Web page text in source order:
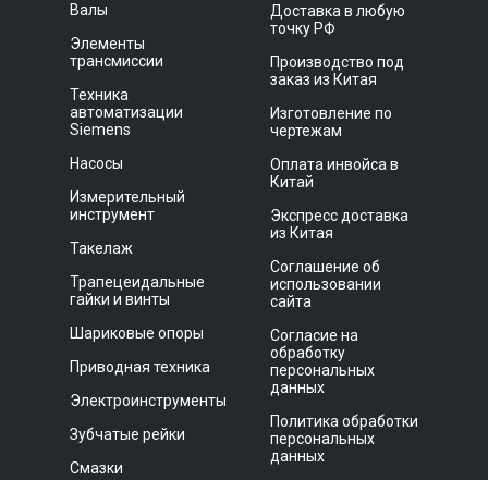
Валы
Элементы
трансмиссии
Техника
автоматизации
Siemens
Насосы
Измерительный
инструмент
Такелаж
Трапецеидальные
гайки и винты
Шариковые опоры
Приводная техника
Электроинструменты
Зубчатые рейки
Смазки
Доставка в любую
точку РФ
Производство под
заказ из Китая
Изготовление по
чертежам
Оплата инвойса в
Китай
Экспресс доставка
из Китая
Соглашение об
использовании
сайта
Согласие на
обработку
персональных
данных
Политика обработки
персональных
данных